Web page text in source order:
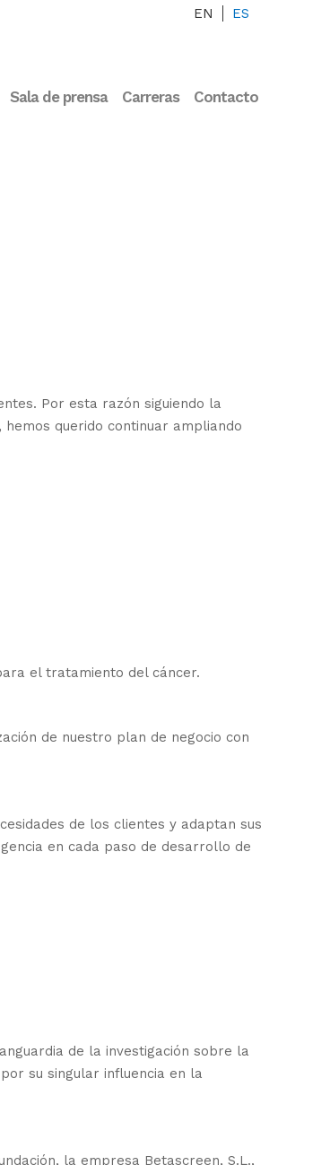
Sala de prensa Carreras Contacto
EN ES
Por esta razón siguiendo la
querido continuar ampliando
el tratamiento del cáncer.
de nuestro plan de negocio con
de los clientes y adaptan sus
en cada paso de desarrollo de
de la investigación sobre la
su singular influencia en la
la empresa Betascreen, S.L.,